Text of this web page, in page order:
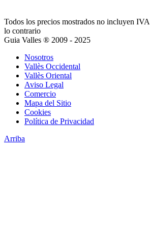
Todos los precios mostrados no incluyen
lo contrario
Guia Valles ® 2009 - 2025
Nosotros
Vallès Occidental
Vallès Oriental
Aviso Legal
Comercio
Mapa del Sitio
Cookies
Política de Privacidad
Arriba